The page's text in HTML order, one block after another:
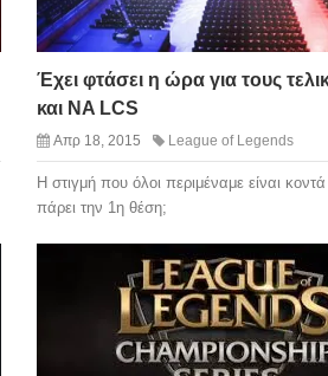
Έχει φτάσει η ώρα για τους
και NA LCS
Απρ 18, 2015 League of Legends
Η στιγμή που όλοι περιμέναμε είναι
πάρει την 1η θέση;